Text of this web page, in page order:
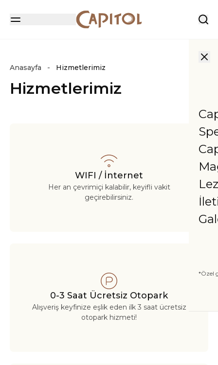
*Özel
Anasayfa Hizmetlerimiz
Hizmetlerimiz
WIFI / İnternet
Her an çevrimiçi kalabilir, keyifli vakit
geçirebilirsiniz.
0-3 Saat Ücretsiz Otopark
Alışveriş keyfinize eşlik eden ilk 3 saat ücretsiz
otopark hizmeti!